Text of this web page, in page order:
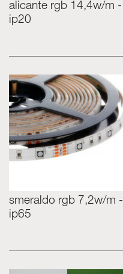
alicante rgb 14,4w/m -
ip20
smeraldo rgb 7,2w/m -
ip65